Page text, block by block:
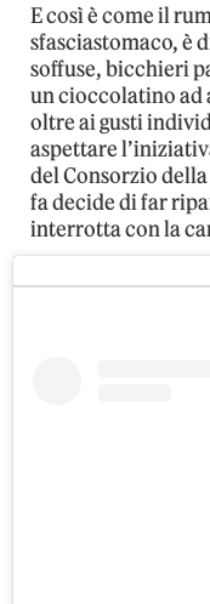
E così è come il
sfasciastomaco, è
soffuse, bicchieri
un cioccolatino ad
oltre ai gusti
aspettare
del Consorzio
fa decide di far
interrotta con la